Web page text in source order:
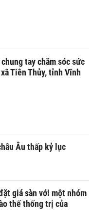
tay chăm sóc sức
Tiên Thủy, tỉnh Vĩnh
Âu thấp kỷ lục
giá sàn với một nhóm
thế thống trị của